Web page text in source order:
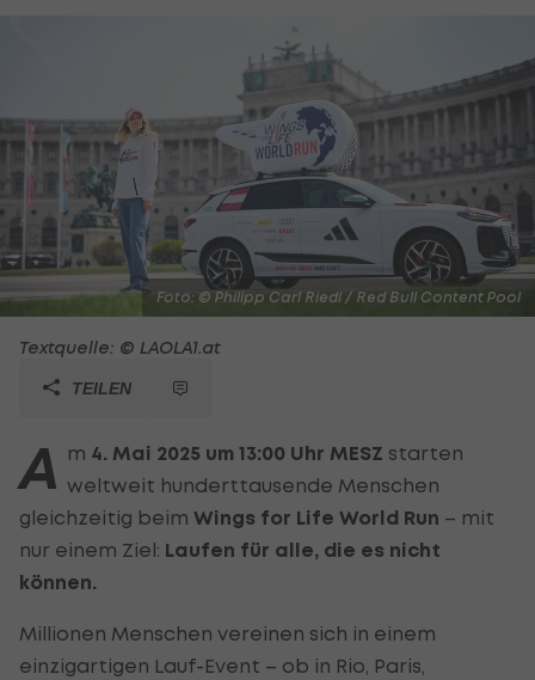
Foto: © Philipp Carl Riedl / Red Bull Content Pool
Textquelle: © LAOLA1.at
TEILEN
A m 4. Mai 2025 um 13:00 Uhr MESZ starten
weltweit hunderttausende Menschen
gleichzeitig beim Wings for Life World Run – mit
nur einem Ziel: Laufen für alle, die es nicht
können.
Millionen Menschen vereinen sich in einem
einzigartigen Lauf-Event – ob in Rio, Paris,